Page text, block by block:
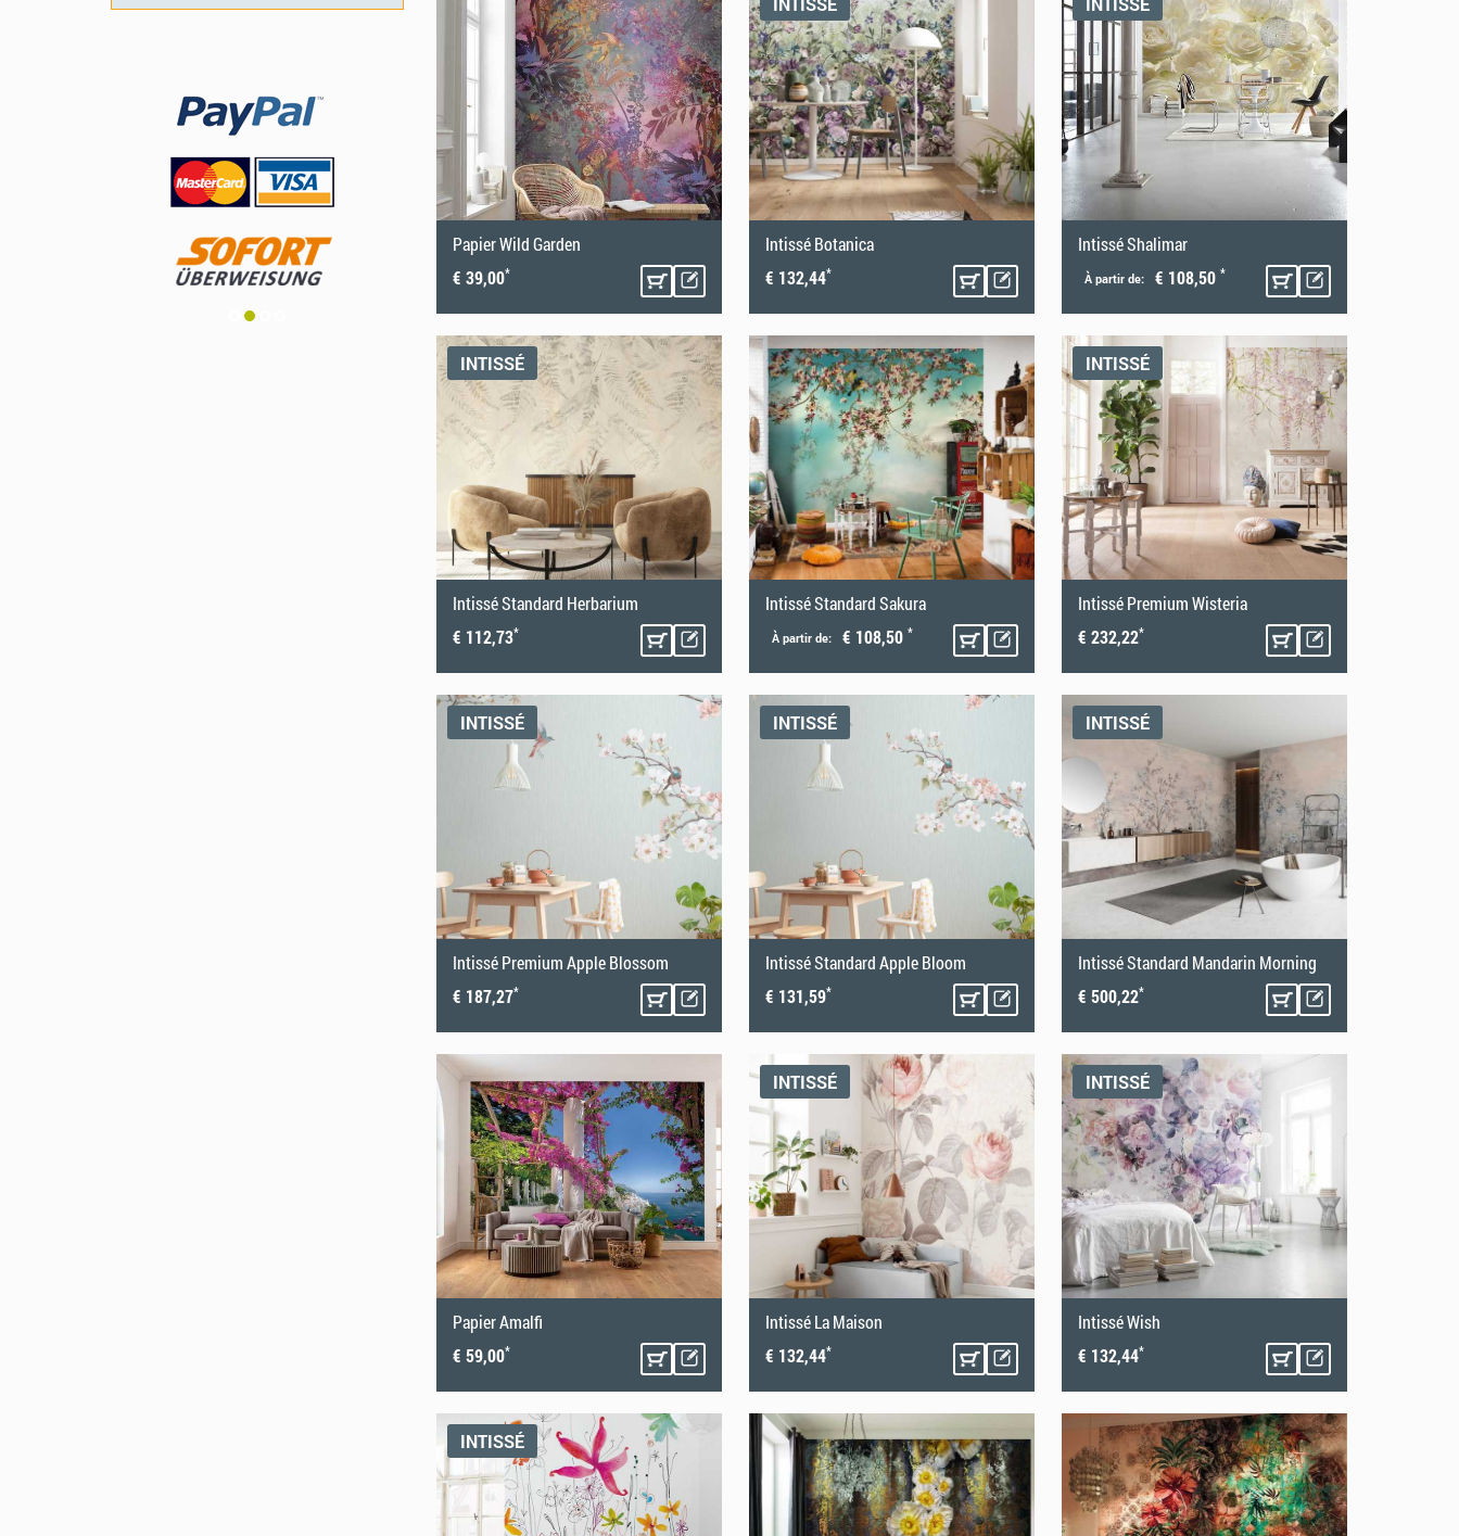
vintage & rétro(110)
Nature morte
Pierre & Béton(5)
Prairie & Herbe(18)
(1)
(2)
Papier Wild Garden
€ 39,00*
Intissé Botanica
€ 132,44*
Intissé Shalimar
À partir de: € 108,50 *
INTISSÉ
Intissé Standard Herbarium
€ 112,73*
Intissé Standard Sakura
À partir de: € 108,50 *
INTISSÉ
Intissé Premium Wisteria
€ 232,22*
INTISSÉ
Intissé Premium Apple Blossom
€ 187,27*
INTISSÉ
Intissé Standard Apple Bloom
€ 131,59*
INTISSÉ
Intissé Standard Mandarin Morning
€ 500,22*
Papier Amalfi
€ 59,00*
INTISSÉ
Intissé La Maison
€ 132,44*
INTISSÉ
Intissé Wish
€ 132,44*
INTISSÉ